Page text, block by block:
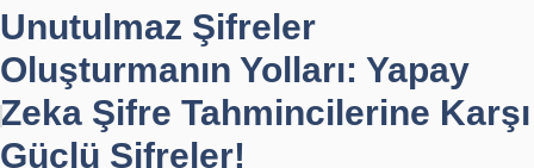
Unutulmaz Şifreler
Oluşturmanın Yolları: Yapay
Zeka Şifre Tahmincilerine Karşı
Güçlü Şifreler!